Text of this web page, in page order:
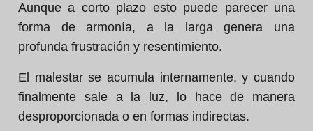
Aunque a corto plazo esto puede parecer una
forma de armonía, a la larga genera una
profunda frustración y resentimiento.
El malestar se acumula internamente, y cuando
finalmente sale a la luz, lo hace de manera
desproporcionada o en formas indirectas.